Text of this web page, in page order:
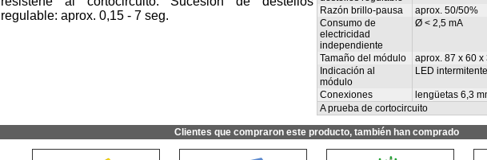
Razón brillo-pausa
aprox. 50/50%
Consumo de
electricidad
independiente
Ø < 2,5 mA
Tamaño del módulo
aprox. 87 x 60 x
Indicación al
módulo
LED intermitente
Conexiones
lengüetas 6,3
A prueba de cortocircuito
regulable: aprox. 0,15 - 7 seg.
Clientes que compraron este producto, también han comprado